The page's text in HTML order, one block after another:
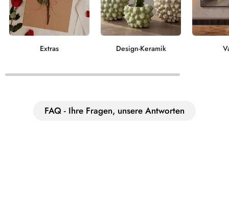
Extras Design-Keramik
FAQ - Ihre Fragen, unsere Antworten